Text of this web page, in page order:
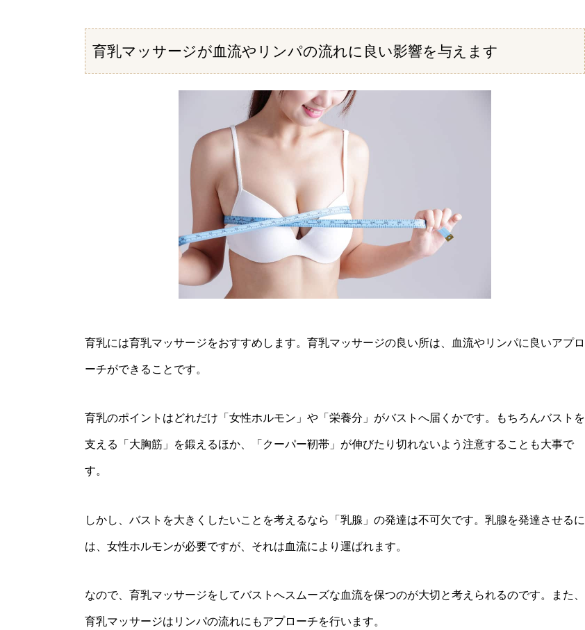
育乳マッサージが血流やリンパの流れに良い影響を与えます
育乳には育乳マッサージをおすすめします。育乳マッサージの良い所は、血流やリンパに良いアプロ
ーチができることです。
育乳のポイントはどれだけ「女性ホルモン」や「栄養分」がバストへ届くかです。もちろんバストを
支える「大胸筋」を鍛えるほか、「クーパー靭帯」が伸びたり切れないよう注意することも大事で
す。
しかし、バストを大きくしたいことを考えるなら「乳腺」の発達は不可欠です。乳腺を発達させるに
は、女性ホルモンが必要ですが、それは血流により運ばれます。
なので、育乳マッサージをしてバストへスムーズな血流を保つのが大切と考えられるのです。また、
育乳マッサージはリンパの流れにもアプローチを行います。